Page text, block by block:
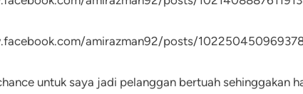
amirazman92/posts/
untuk saya jadi pelanggan bertuah sehinggakan